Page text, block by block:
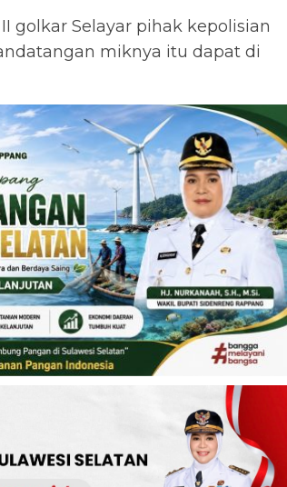
golkar Selayar pihak kepolisian
miknya itu dapat di